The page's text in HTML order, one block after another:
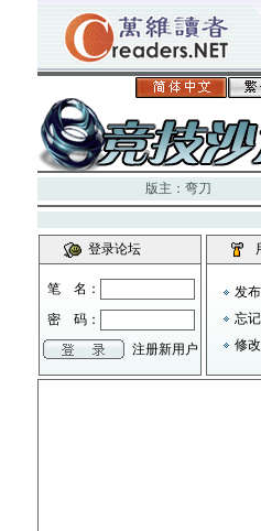
版主： 弯刀
登录论坛
笔 名：
密 码：
注册新用户
发
忘
修